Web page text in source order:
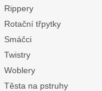
Rippery
Rotační třpytky
Smáčci
Twistry
Woblery
Těsta na pstruhy